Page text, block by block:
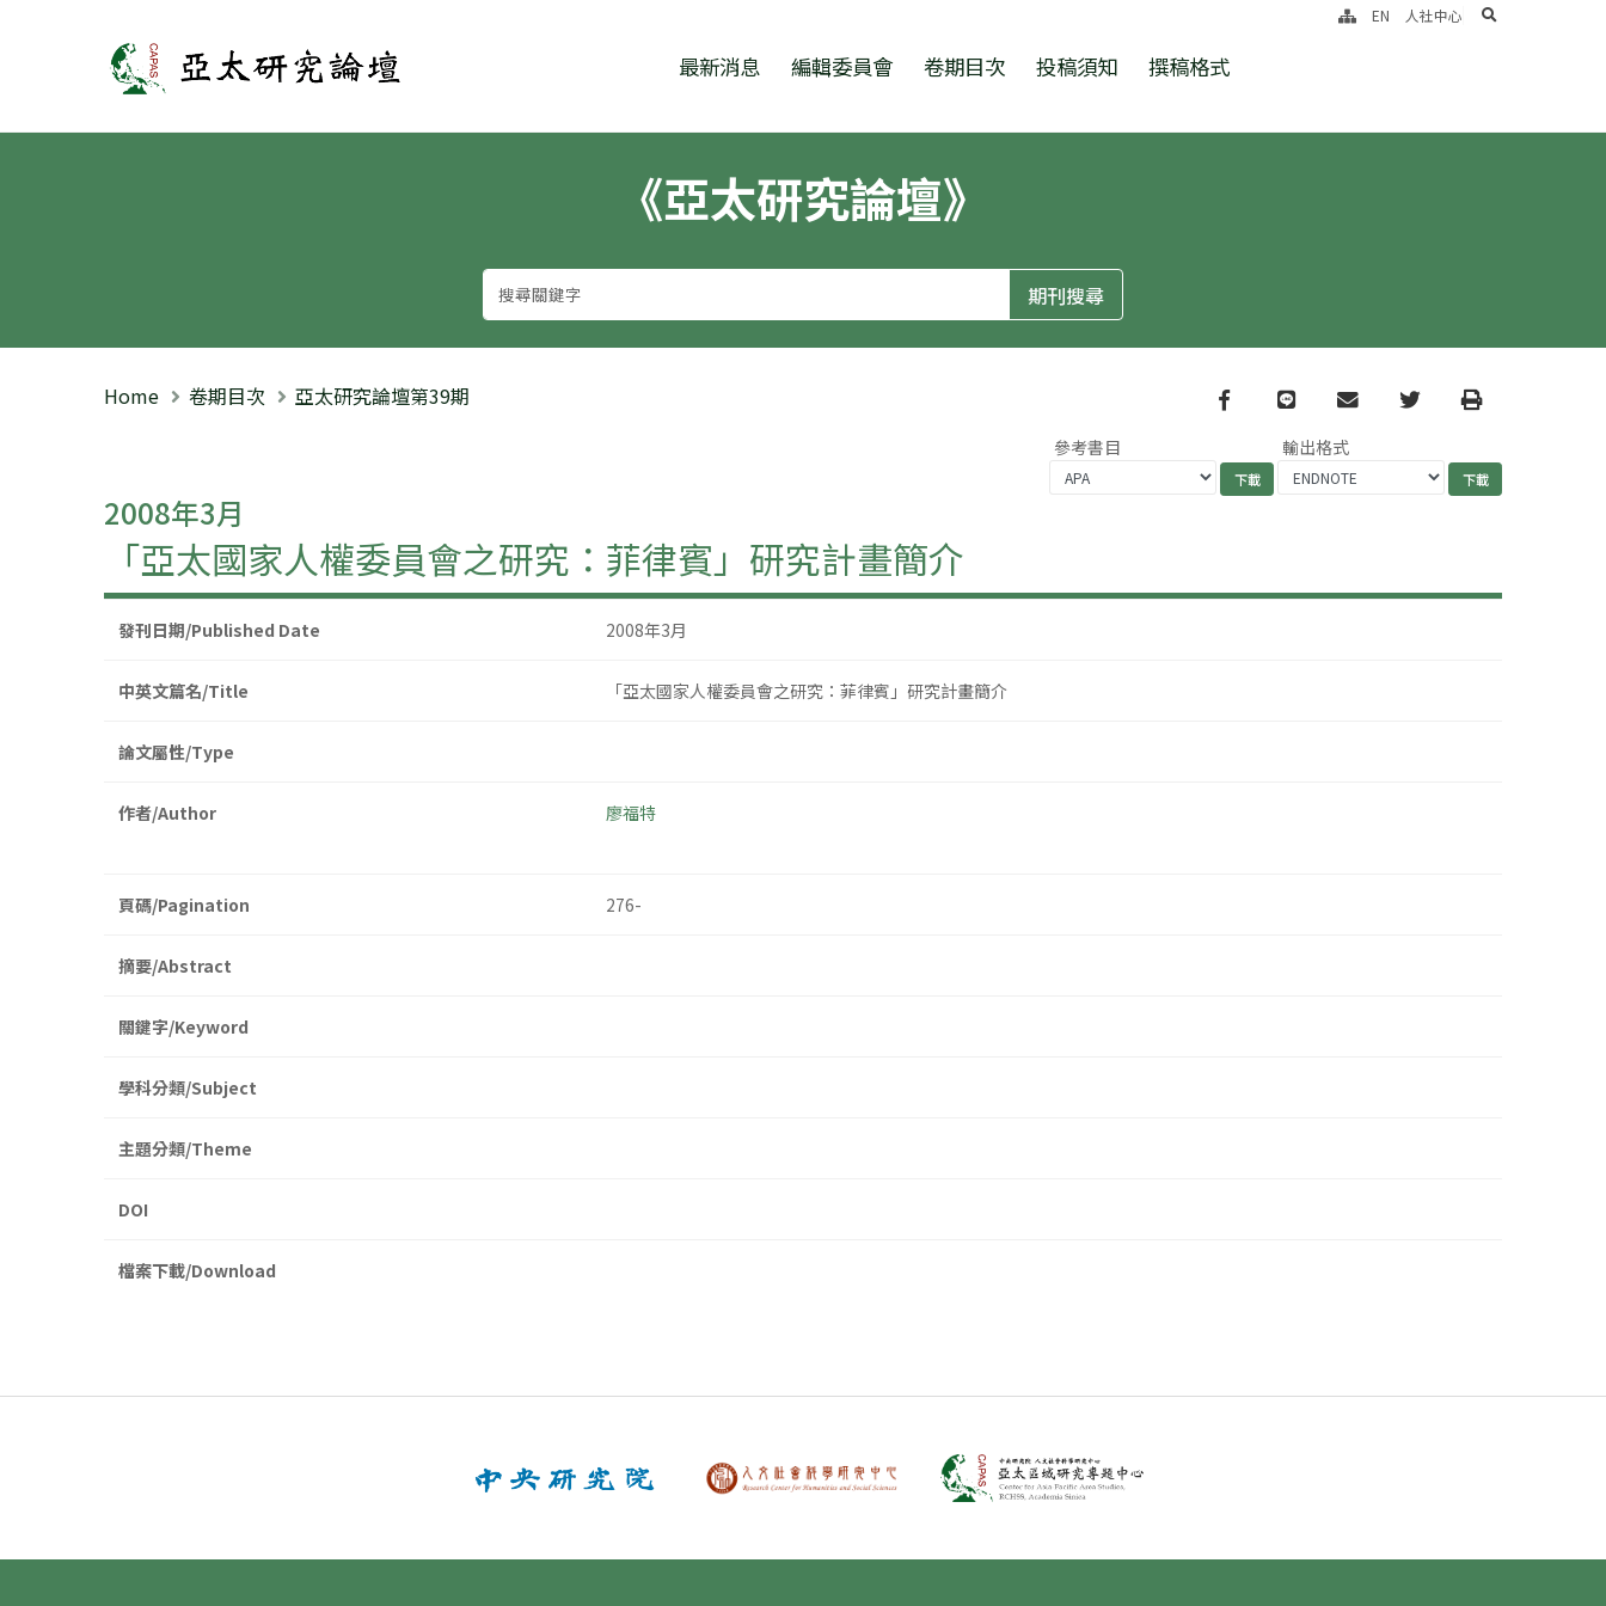
亞太研究論壇 最新消息 編輯委員會 卷期目次 投稿須知 撰稿格式
EN 人社中心 search
《亞太研究論壇》
Home 卷期目次 亞太研究論壇第39期 Facebook
line email TwitterPrint
參考書目 輸出格式
2008年3月
「亞太國家人權委員會之研究：菲律賓」研究計畫簡介
發刊日期/Published Date 2008年3月
中英文篇名/Title 「亞太國家人權委員會之研究：菲律賓」研究計畫簡介
論文屬性/Type
作者/Author 廖福特
頁碼/Pagination 276-
摘要/Abstract
關鍵字/Keyword
學科分類/Subject
主題分類/Theme
DOI
檔案下載/Download